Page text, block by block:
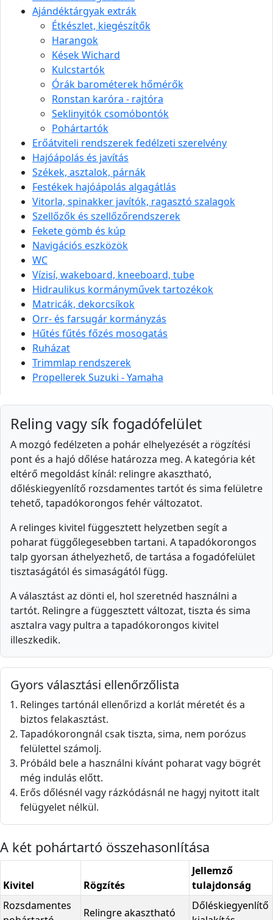
Ajándéktárgyak extrák
Étkészlet, kiegészítők
Harangok
Kések Wichard
Kulcstartók
Órák barométerek hőmérők
Ronstan karóra - rajtóra
Seklinyitók csomóbontók
Pohártartók
Erőátviteli rendszerek fedélzeti szerelvény
Hajóápolás és javítás
Székek, asztalok, párnák
Festékek hajóápolás algagátlás
Vitorla, spinakker javítók, ragasztó szalagok
Szellőzők és szellőzőrendszerek
Fekete gömb és kúp
Navigációs eszközök
WC
Vízisí, wakeboard, kneeboard, tube
Hidraulikus kormányművek tartozékok
Matricák, dekorcsíkok
Orr- és farsugár kormányzás
Hűtés fűtés főzés mosogatás
Ruházat
Trimmlap rendszerek
Propellerek Suzuki - Yamaha
Reling vagy sík fogadófelület
A mozgó fedélzeten a pohár elhelyezését a rögzítési
pont és a hajó dőlése határozza meg. A kategória két
eltérő megoldást kínál: relingre akasztható,
dőléskiegyenlítő rozsdamentes tartót és sima felületre
tehető, tapadókorongos fehér változatot.
A relinges kivitel függesztett helyzetben segít a
poharat függőlegesebben tartani. A tapadókorongos
talp gyorsan áthelyezhető, de tartása a fogadófelület
tisztaságától és simaságától függ.
A választást az dönti el, hol szeretnéd használni a
tartót. Relingre a függesztett változat, tiszta és sima
asztalra vagy pultra a tapadókorongos kivitel
illeszkedik.
Gyors választási ellenőrzőlista
Relinges tartónál ellenőrizd a korlát méretét és a
biztos felakasztást.
Tapadókorongnál csak tiszta, sima, nem porózus
felülettel számolj.
Próbáld bele a használni kívánt poharat vagy bögrét
még indulás előtt.
Erős dőlésnél vagy rázkódásnál ne hagyj nyitott italt
felügyelet nélkül.
A két pohártartó összehasonlítása
Kivitel Rögzítés
Jellemző
tulajdonság
Rozsdamentes
Relingre akasztható
Dőléskiegyenlítő